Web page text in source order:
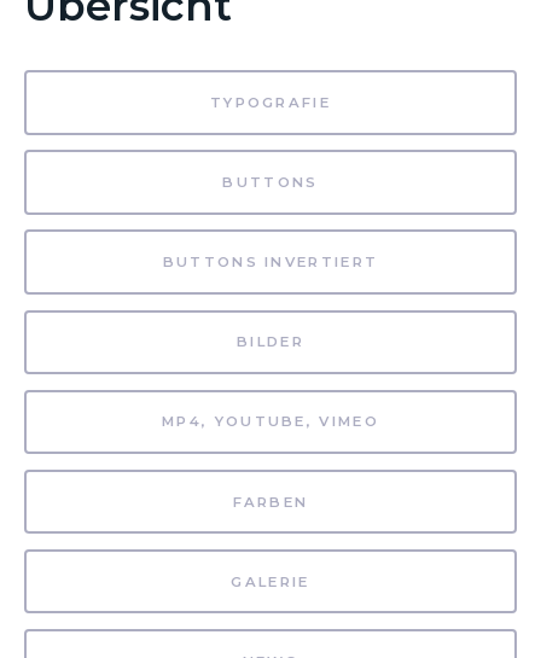
TYPOGRAFIE
BUTTONS
BUTTONS INVERTIERT
BILDER
MP4, YOUTUBE, VIMEO
FARBEN
GALERIE